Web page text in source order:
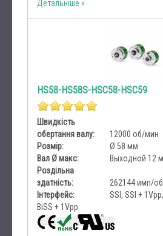
Детальніше
HS58-HS58S-HSC58-HSC59
Швидкість
обертання валу:
12000 об/мин
Розмір:
Ø 58 мм
Вал Ø макс:
Выходной 12
Роздільна
здатність:
262144 имп/
Інтерфейс:
SSI, SSI +
BiSS + 1Vpp